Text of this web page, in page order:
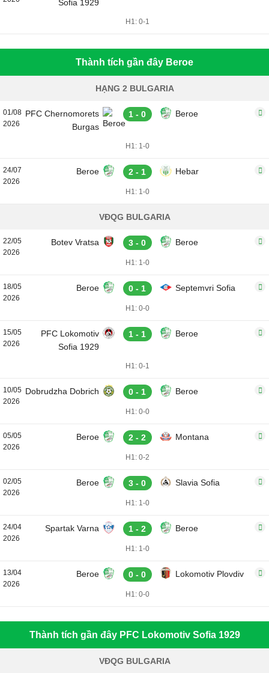
Sofia 1929
H1: 0-1
Thành tích gần đây Beroe
HẠNG 2 BULGARIA
01/08
2026
PFC Chernomorets
Burgas
1 - 0 Beroe
H1: 1-0
24/07
2026
Beroe 2 - 1 Hebar
H1: 1-0
VĐQG BULGARIA
22/05
2026
Botev Vratsa 3 - 0 Beroe
H1: 1-0
18/05
2026
Beroe 0 - 1 Septemvri Sofia
H1: 0-0
15/05
2026
PFC Lokomotiv
Sofia 1929
1 - 1 Beroe
H1: 0-1
10/05
2026
Dobrudzha Dobrich 0 - 1 Beroe
H1: 0-0
05/05
2026
Beroe 2 - 2 Montana
H1: 0-2
02/05
2026
Beroe 3 - 0 Slavia Sofia
H1: 1-0
24/04
2026
Spartak Varna 1 - 2 Beroe
H1: 1-0
13/04
2026
Beroe 0 - 0 Lokomotiv Plovdiv
H1: 0-0
Thành tích gần đây PFC Lokomotiv Sofia 1929
VĐQG BULGARIA